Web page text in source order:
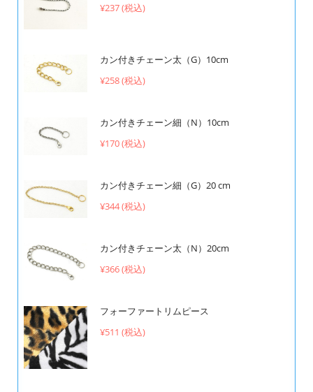
¥237 (税込)
カン付きチェーン太（G）10cm
¥258 (税込)
カン付きチェーン細（N）10cm
¥170 (税込)
カン付きチェーン細（G）20 cm
¥344 (税込)
カン付きチェーン太（N）20cm
¥366 (税込)
フォーファートリムピース
¥511 (税込)